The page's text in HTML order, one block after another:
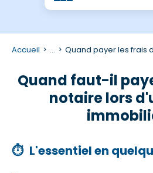
Accueil ... Quand payer les frais
Quand faut-il
notaire lors
⏱ L'essentiel en